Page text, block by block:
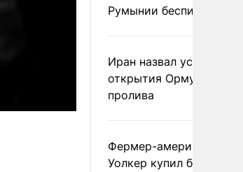
Румынии беспилотник
Иран назвал условие
открытия Ормузского
пролива
Фермер-американец
Уолкер купил билет в